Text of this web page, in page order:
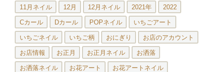
11月ネイル 12月 12月ネイル 2021年 2022
Cカール Dカール POPネイル いちごアート
いちごネイル いちご柄 おにぎり お店のアカウント
お店情報 お正月 お正月ネイル お洒落
お洒落ネイル お花アート お花アートネイル